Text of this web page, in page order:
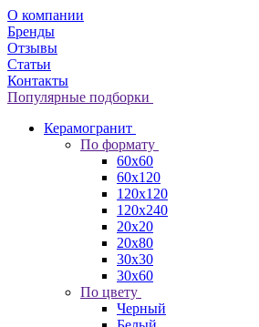
О компании
Бренды
Отзывы
Статьи
Контакты
Популярные подборки
Керамогранит
По формату
60x60
60x120
120x120
120x240
20x20
20x80
30x30
30x60
По цвету
Черный